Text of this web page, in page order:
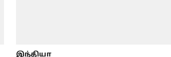
இந்தியா